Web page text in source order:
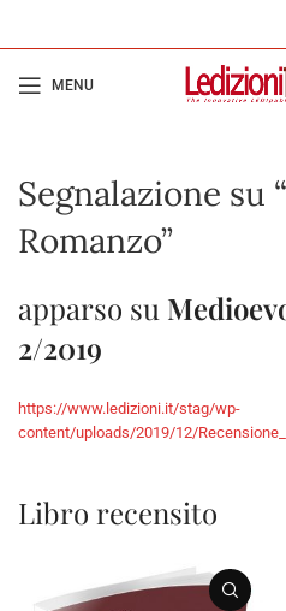
MENU
Segnalazione su
Romanzo”
apparso su
2/2019
https://www.ledizioni.it/stag/wp-
content/uploads/2019/12/
Libro recensito